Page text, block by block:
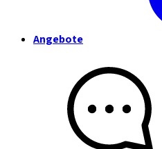
Angebote